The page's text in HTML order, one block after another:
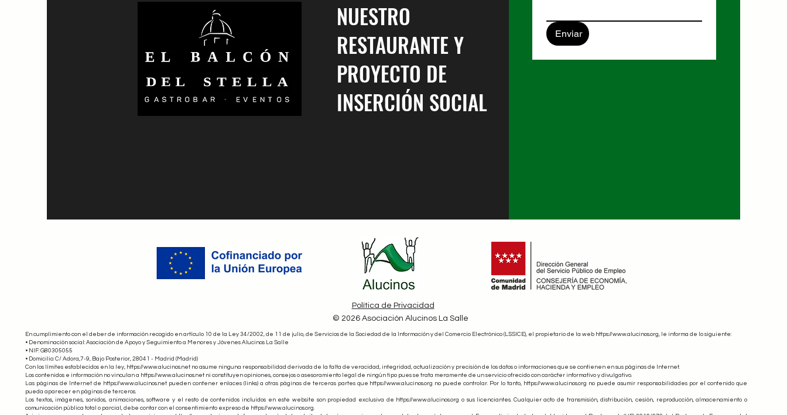
NUESTRO
RESTAURANTE Y
PROYECTO DE
INSERCIÓN SOCIAL
Enviar
Política de Privacidad
© 2026 Asociación Alucinos La Salle
En cumplimiento con el deber de información recogido en artículo 10 de la Ley 34/2002, de 11 de julio, de Servicios de la Sociedad de la Información y del Comercio Electrónico (LSSICE), el propietario de la web https://www.alucinos.org, le informa de lo siguiente:
• Denominación social: Asociación de Apoyo y Seguimiento a Menores y Jóvenes Alucinos La Salle
• NIF: G80305055
• Domicilio: C/ Adora,7-9, Bajo Posterior, 28041 - Madrid (Madrid)
Con los límites establecidos en la ley, https://www.alucinos.net no asume ninguna responsabilidad derivada de la falta de veracidad, integridad, actualización y precisión de los datos o informaciones que se contienen en sus páginas de Internet.
Los contenidos e información no vinculan a https://www.alucinos.net ni constituyen opiniones, consejos o asesoramiento legal de ningún tipo pues se trata meramente de un servicio ofrecido con carácter informativo y divulgativo.
Las páginas de Internet de https://www.alucinos.net pueden contener enlaces (links) a otras páginas de terceras partes que https://www.alucinos.org no puede controlar. Por lo tanto, https://www.alucinos.org no puede asumir responsabilidades por el contenido que
pueda aparecer en páginas de terceros.
Los textos, imágenes, sonidos, animaciones, software y el resto de contenidos incluidos en este website son propiedad exclusiva de https://www.alucinos.org o sus licenciantes. Cualquier acto de transmisión, distribución, cesión, reproducción, almacenamiento o
comunicación pública total o parcial, debe contar con el consentimiento expreso de https://www.alucinos.org.